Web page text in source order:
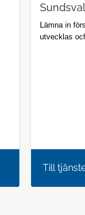
Lämna in
utvecklas
Till